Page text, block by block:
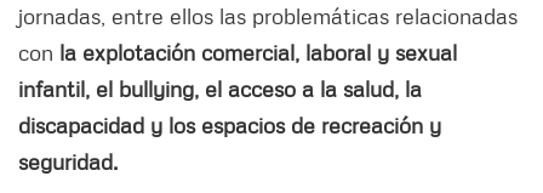
jornadas, entre ellos las problemáticas relacionadas
con la explotación comercial, laboral y sexual
infantil, el bullying, el acceso a la salud, la
discapacidad y los espacios de recreación y
seguridad.